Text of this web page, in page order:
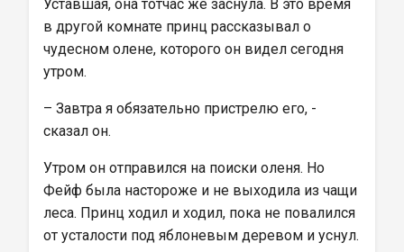
Уставшая, она тотчас же заснула. В это время
в другой комнате принц рассказывал о
чудесном олене, которого он видел сегодня
утром.
– Завтра я обязательно пристрелю его, -
сказал он.
Утром он отправился на поиски оленя. Но
Фейф была настороже и не выходила из чащи
леса. Принц ходил и ходил, пока не повалился
от усталости под яблоневым деревом и уснул.